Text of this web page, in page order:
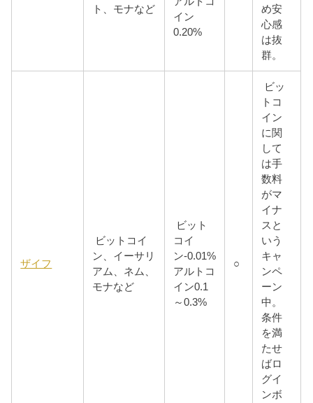
ト、モナなど
イン
0.20%
め安
心感
は抜
群。
ザイフ
ビットコイ
ン、イーサリ
アム、ネム、
モナなど
ビット
コイ
ン-0.01%
アルトコ
イン0.1
～0.3%
○
ビッ
トコ
イン
に関
して
は手
数料
がマ
イナ
スと
いう
キャ
ンペ
ーン
中。
条件
を満
たせ
ばロ
グイ
ンボ